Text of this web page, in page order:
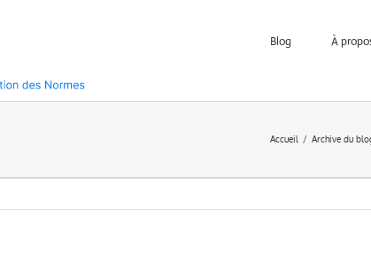
Blog À
Accueil Archive du